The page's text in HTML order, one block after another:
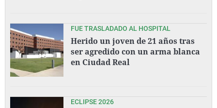
FUE TRASLADADO AL HOSPITAL
Herido un joven de 21 años tras
ser agredido con un arma blanca
en Ciudad Real
ECLIPSE 2026